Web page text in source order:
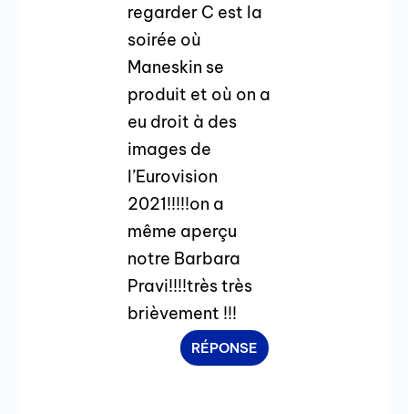
regarder C est la
soirée où
Maneskin se
produit et où on a
eu droit à des
images de
l’Eurovision
2021!!!!!on a
même aperçu
notre Barbara
Pravi!!!!très très
brièvement !!!
RÉPONSE